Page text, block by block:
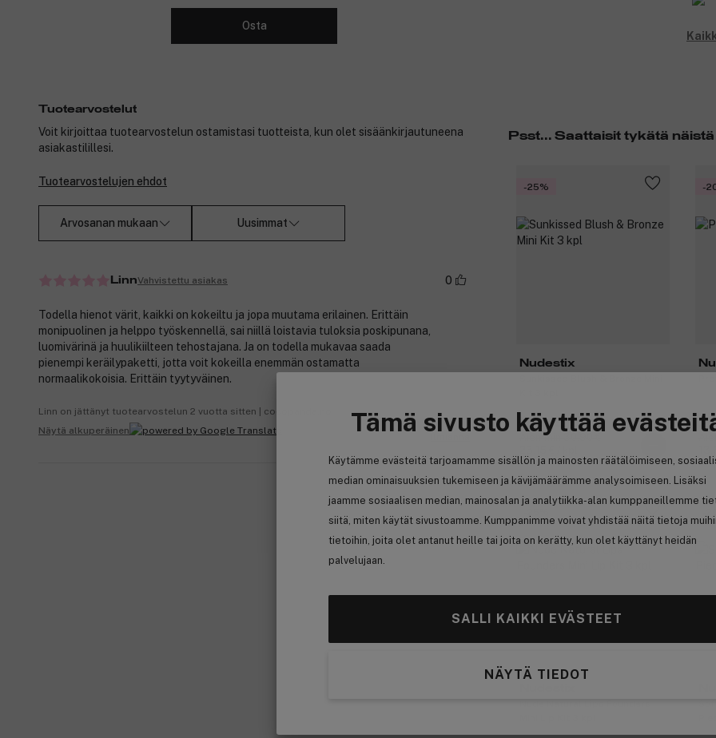
Tämä sivusto käyttää
Käytämme evästeitä tarjoamamme sisällön ja mainosten räätälöimiseen,
median ominaisuuksien tukemiseen ja kävijämäärämme analysoimiseen. Lisäksi
jaamme sosiaalisen median, mainosalan ja analytiikka-alan kumppaneillemme
siitä, miten käytät sivustoamme. Kumppanimme voivat yhdistää näitä tietoja
tietoihin, joita olet antanut heille tai joita on kerätty, kun olet käyttänyt heidän
palvelujaan.
SALLI KAIKKI EVÄSTEET
NÄYTÄ TIEDOT
Osta
Psst... Saattaisit tykätä näistä
-25%
Nudestix
23,15 €
Aiemmin 30,90 €
-
Tuotearvostelut
Voit kirjoittaa tuotearvostelun ostamistasi tuotteista, kun olet sisäänkirjautuneena
asiakastilillesi.
Tuotearvostelujen ehdot
Arvosanan mukaan Uusimmat
LinnVahvistettu asiakas 0
Todella hienot värit, kaikki on kokeiltu ja jopa muutama erilainen. Erittäin
monipuolinen ja helppo työskennellä, sai niillä loistavia tuloksia poskipunana,
luomivärinä ja huulikiilteen tehostajana. Ja on todella mukavaa saada
pienempi keräilypaketti, jotta voit kokeilla enemmän ostamatta
normaalikokoisia. Erittäin tyytyväinen.
Linn on jättänyt tuotearvostelun 2 vuotta sitten | cocopanda.no
Näytä alkuperäinen